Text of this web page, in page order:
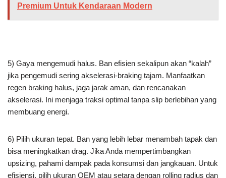
Premium Untuk Kendaraan Modern
5) Gaya mengemudi halus. Ban efisien sekalipun akan “kalah”
jika pengemudi sering akselerasi-braking tajam. Manfaatkan
regen braking halus, jaga jarak aman, dan rencanakan
akselerasi. Ini menjaga traksi optimal tanpa slip berlebihan yang
membuang energi.
6) Pilih ukuran tepat. Ban yang lebih lebar menambah tapak dan
bisa meningkatkan drag. Jika Anda mempertimbangkan
upsizing, pahami dampak pada konsumsi dan jangkauan. Untuk
efisiensi, pilih ukuran OEM atau setara dengan rolling radius dan